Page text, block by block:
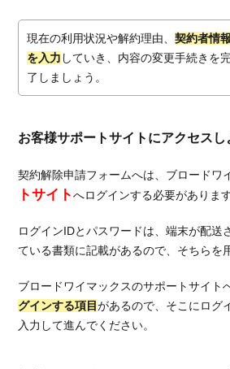
ード
ワイ
マッ
クス
とお
を比
5.3.1.
３年間
料金平
均を比
5.3.2.
３年間
の実質
現在の利用状況や解約理由、契約者情報
を入力 していき、内容の変更手続きを
了しましょう。
お客様サポートサイトにアクセスし
契約解除申請フォームへは、ブロード
トサイトへログインする必要があります
ログインIDとパスワードは、端末が配送
ている書類に記載があるので、そちらを
ブロードワイマックスのサポートサイト
グインする項目があるので、そこにログ
入力して進んでください。